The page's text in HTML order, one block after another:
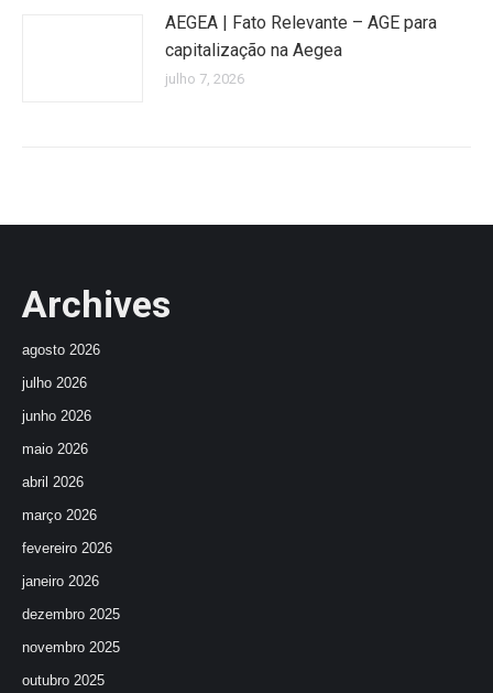
AEGEA | Fato Relevante – AGE para
capitalização na Aegea
julho 7, 2026
Archives
agosto 2026
julho 2026
junho 2026
maio 2026
abril 2026
março 2026
fevereiro 2026
janeiro 2026
dezembro 2025
novembro 2025
outubro 2025